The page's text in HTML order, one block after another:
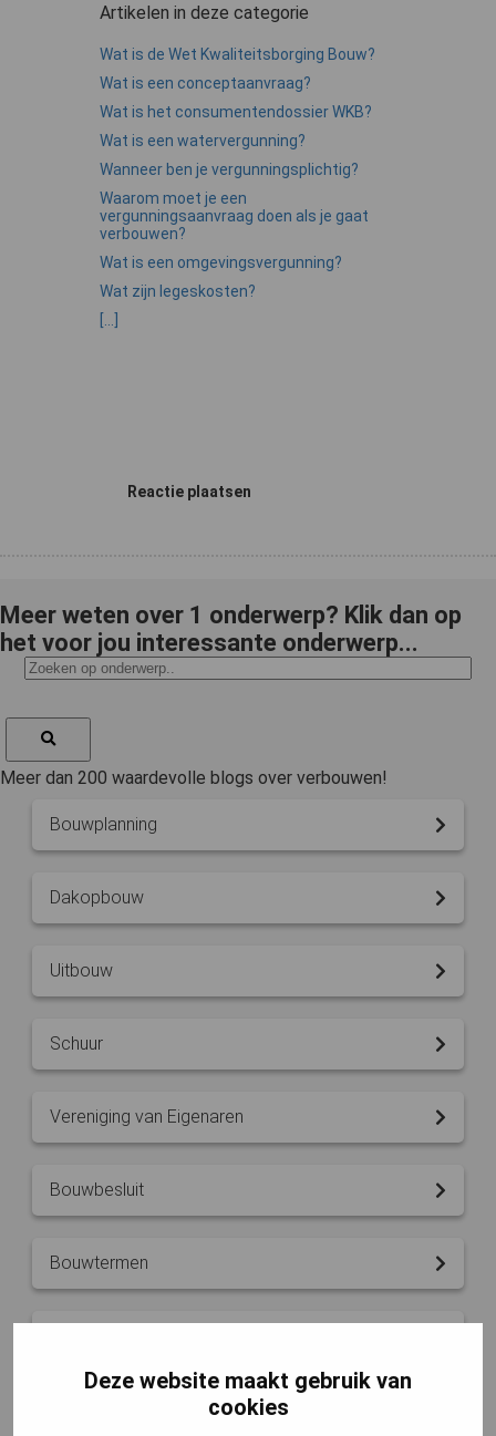
Deze website maakt gebruik van
cookies
Artikelen in deze categorie
Wat is de Wet Kwaliteitsborging Bouw?
Wat is een conceptaanvraag?
Wat is het consumentendossier WKB?
Wat is een watervergunning?
Wanneer ben je vergunningsplichtig?
Waarom moet je een
vergunningsaanvraag doen als je gaat
verbouwen?
Wat is een omgevingsvergunning?
Wat zijn legeskosten?
Reactie plaatsen
Meer weten over 1 onderwerp? Klik dan op
het voor jou interessante onderwerp...
Meer dan 200 waardevolle blogs over verbouwen!
Bouwplanning
Dakopbouw
Uitbouw
Schuur
Vereniging van Eigenaren
Bouwbesluit
Bouwtermen